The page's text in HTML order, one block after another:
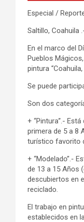
Especial /
Saltillo, Coahuila
En el marco del
Pueblos
pintura
Se puede
Son dos
+ “Pintura”.-
primera de 5 a 8
turístico favorito
+ “Modelado”.-
de 13 a 15 Años
descubiertos en
reciclado.
El trabajo en
establecidos en